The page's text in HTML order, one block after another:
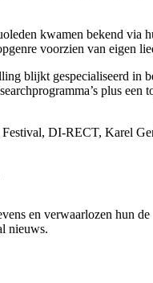
kwamen bekend via
voorzien van eigen
blijkt gespecialiseerd in
plus
DI-RECT, Karel
en verwaarlozen hun
nieuws.